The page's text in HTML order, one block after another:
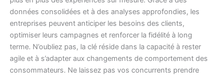
données consolidées et à des analyses approfondies, les
entreprises peuvent anticiper les besoins des clients,
optimiser leurs campagnes et renforcer la fidélité à long
terme. N’oubliez pas, la clé réside dans la capacité à rester
agile et à s’adapter aux changements de comportement des
consommateurs. Ne laissez pas vos concurrents prendre